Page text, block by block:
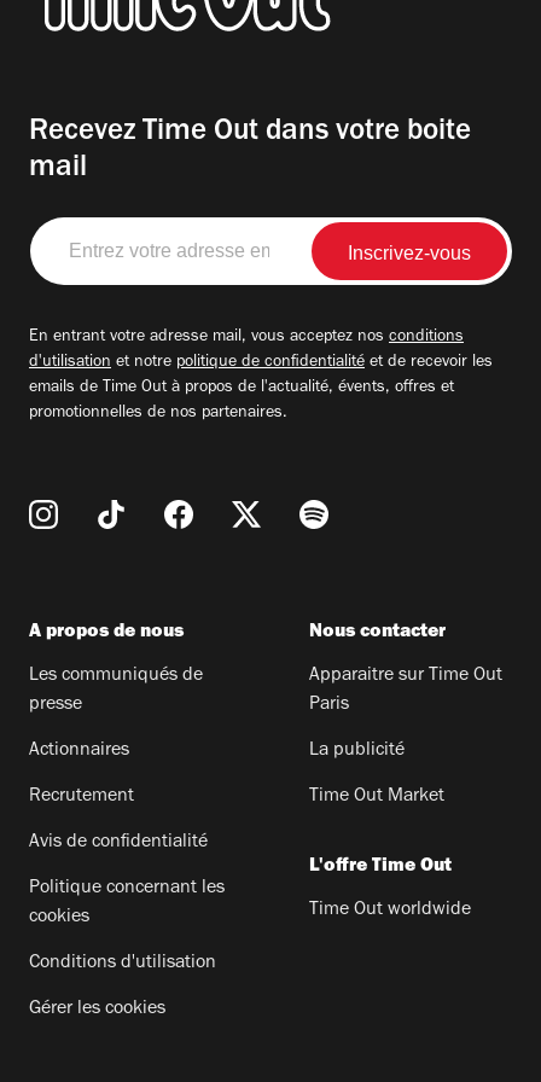
Recevez Time Out dans votre boite
mail
Entrez
votre
adresse
En entrant votre adresse mail, vous acceptez nos conditions
d'utilisation et notre politique de confidentialité et de recevoir les
emails de Time Out à propos de l'actualité, évents, offres et
promotionnelles de nos partenaires.
A propos de nous
Les communiqués de
presse
Actionnaires
Recrutement
Avis de confidentialité
Politique concernant les
cookies
Conditions d'utilisation
Gérer les cookies
Nous contacter
Apparaitre sur Time Out
Paris
La publicité
Time Out Market
L'offre Time Out
Time Out worldwide